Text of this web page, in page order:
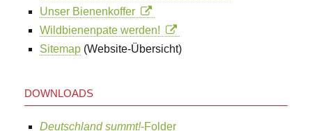
Unser Bienenkoffer
Wildbienenpate werden!
Sitemap (Website-Übersicht)
DOWNLOADS
Deutschland summt!-Folder